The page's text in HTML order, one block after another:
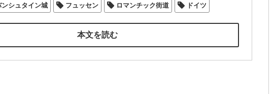
シュタイン城 フュッセン ロマンチック街道 ドイツ
本文を読む